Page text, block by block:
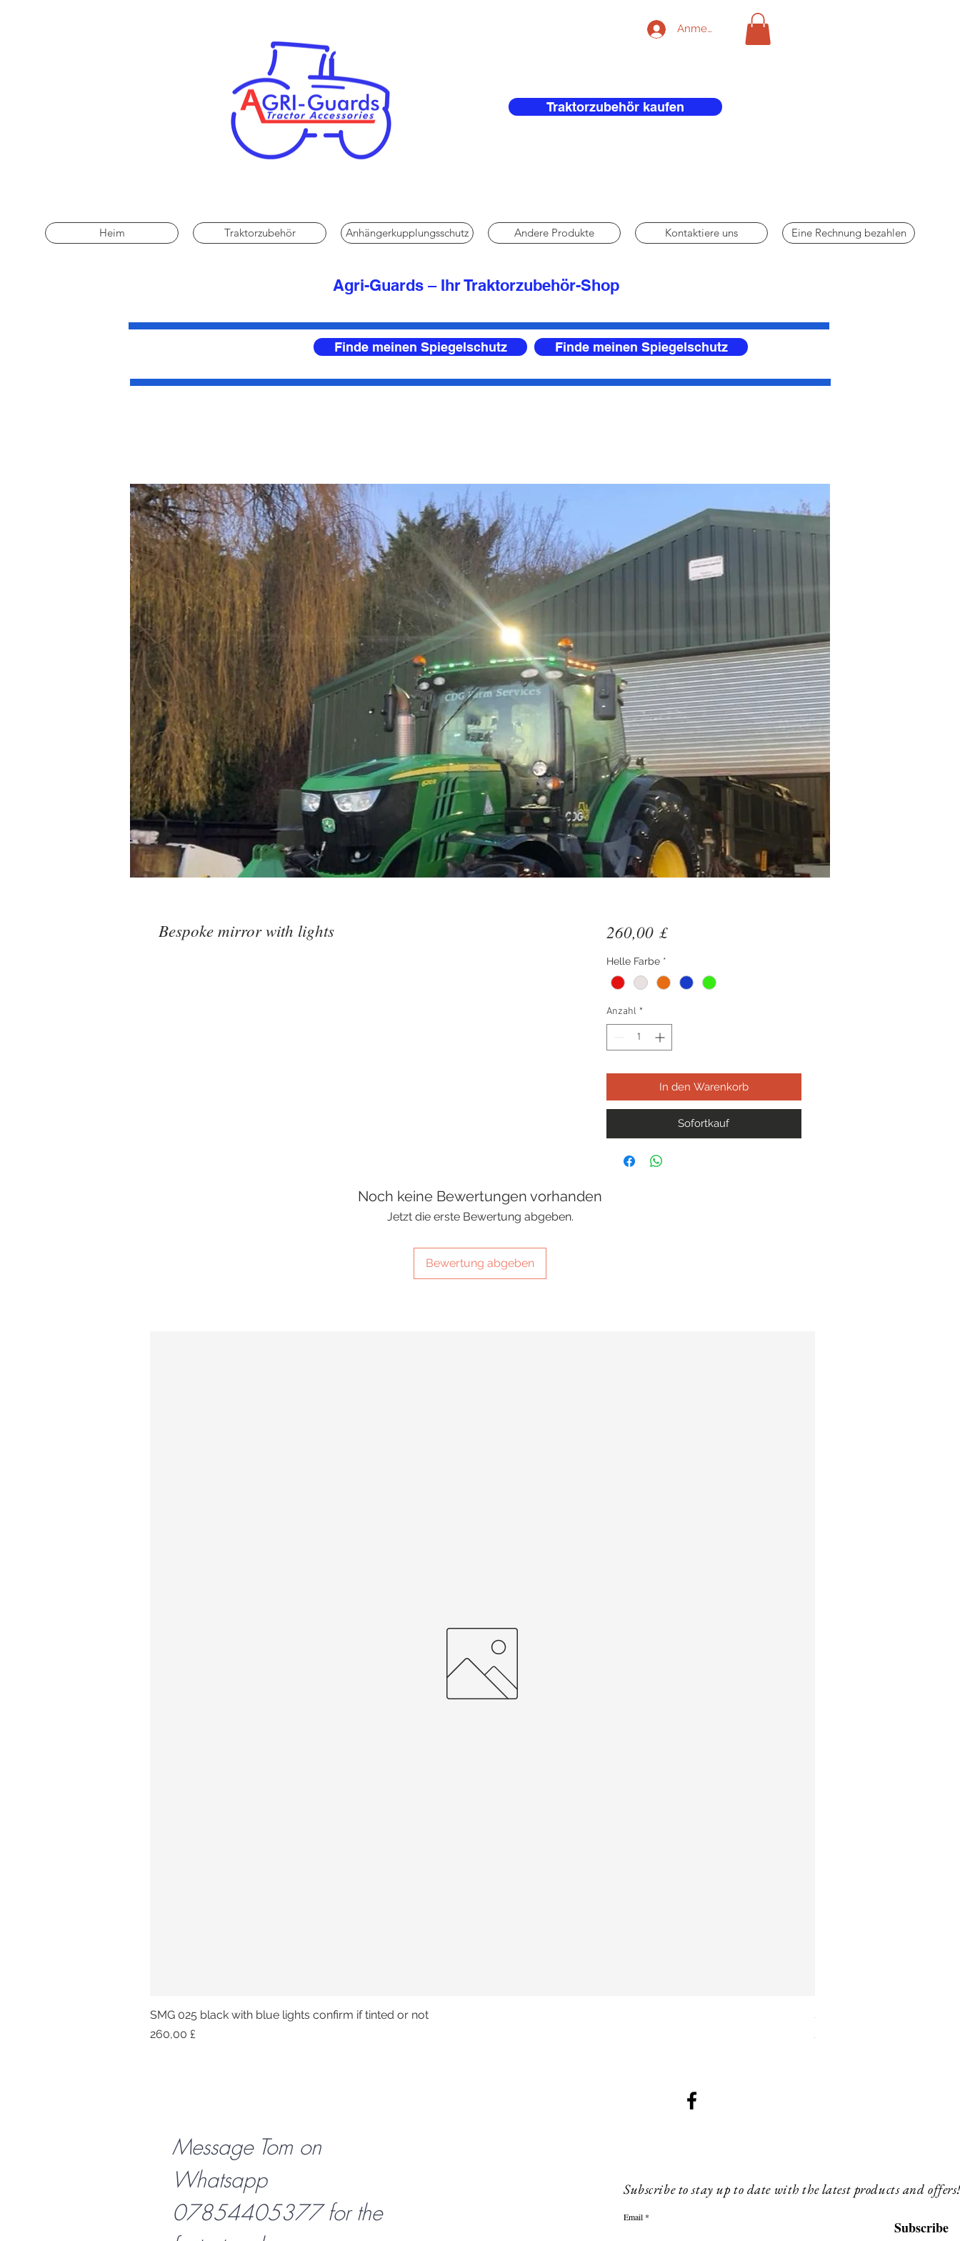
Anmelden
Traktorzubehör kaufen
Heim Traktorzubehör Anhängerkupplungsschutz Andere Produkte Kontaktiere uns Eine Rechnung bezahlen
Agri-Guards – Ihr Traktorzubehör-Shop
Finde meinen Spiegelschutz Finde meinen Spiegelschutz
Bespoke mirror with lights 260,00 £Preis
Helle Farbe *
Anzahl *
In den Warenkorb
Sofortkauf
Noch keine Bewertungen vorhanden
Jetzt die erste Bewertung abgeben.
Bewertung abgeben
SMG 025 black with blue lights confirm if tinted or not
Preis
260,00 £
SMG 042 black with
260,00 £
Message Tom on
Whatsapp
07854405377 for the
Subscribe to stay up to date with the latest products and
Email
Subscribe